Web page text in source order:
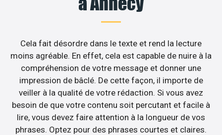
Cela fait désordre dans le texte et rend la lecture
moins agréable. En effet, cela est capable de nuire à la
compréhension de votre message et donner une
impression de bâclé. De cette façon, il importe de
veiller à la qualité de votre rédaction. Si vous avez
besoin de que votre contenu soit percutant et facile à
lire, vous devez faire attention à la longueur de vos
phrases. Optez pour des phrases courtes et claires.